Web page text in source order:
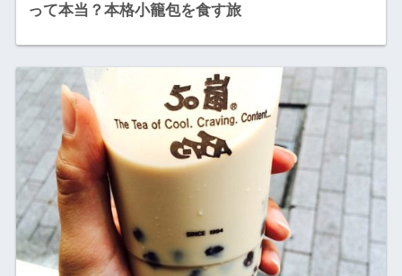
って本当？本格小籠包を食す旅